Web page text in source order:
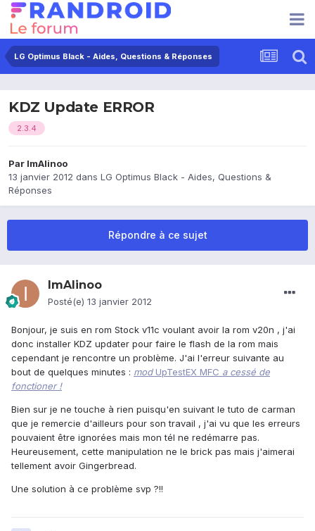
LG Optimus Black - Aides, Questions & Réponses
KDZ Update ERROR
2.3.4
Par ImAlinoo
13 janvier 2012 dans LG Optimus Black - Aides, Questions &
Réponses
Répondre à ce sujet
ImAlinoo
Posté(e) 13 janvier 2012
Bonjour, je suis en rom Stock v11c voulant avoir la rom v20n , j'ai
donc installer KDZ updater pour faire le flash de la rom mais
cependant je rencontre un problème. J'ai l'erreur suivante au
bout de quelques minutes : modUpTestEX MFC a cessé de
fonctioner !
Bien sur je ne touche à rien puisqu'en suivant le tuto de carman
que je remercie d'ailleurs pour son travail , j'ai vu que les erreurs
pouvaient être ignorées mais mon tél ne redémarre pas.
Heureusement, cette manipulation ne le brick pas mais j'aimerai
tellement avoir Gingerbread.
Une solution à ce problème svp ?!!